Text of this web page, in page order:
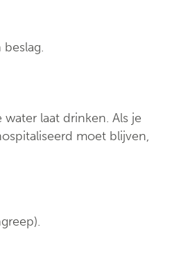
laat drinken. Als je
moet blijven,